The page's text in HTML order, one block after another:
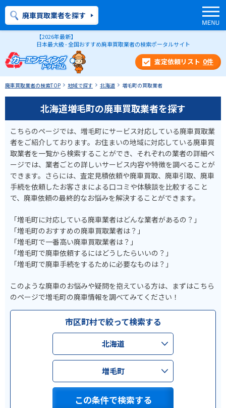
【2026年最新】
日本最大級 - 全国おすすめ廃車買取業者の検索ポータルサイト
0件
廃車買取業者を探す
廃車買取業者の検索TOP 地域で探す 北海道 増毛町の買取業者
北海道増毛町の廃車買取業者を探す
こちらのページでは、増毛町にサービス対応している廃車買取業
者をご紹介しております。お住まいの地域に対応している廃車買
取業者を一覧から検索することができ、それぞれの業者の詳細ペ
ージでは、業者ごとの詳しいサービス内容や特徴を調べることが
できます。さらには、査定見積依頼や廃車買取、廃車引取、廃車
手続を依頼したお客さまによる口コミや体験談を比較すること
で、廃車依頼の最終的なお悩みを解決することができます。
「増毛町に対応している廃車業者はどんな業者があるの？」
「増毛町のおすすめの廃車買取業者は？」
「増毛町で一番高い廃車買取業者は？」
「増毛町で廃車依頼するにはどうしたらいいの？」
「増毛町で廃車手続をするために必要なものは？」
このような廃車のお悩みや疑問を抱えている方は、まずはこちら
のページで増毛町の廃車情報を調べてみてください！
市区町村で絞って検索する
北海道
増毛町
この条件で検索する